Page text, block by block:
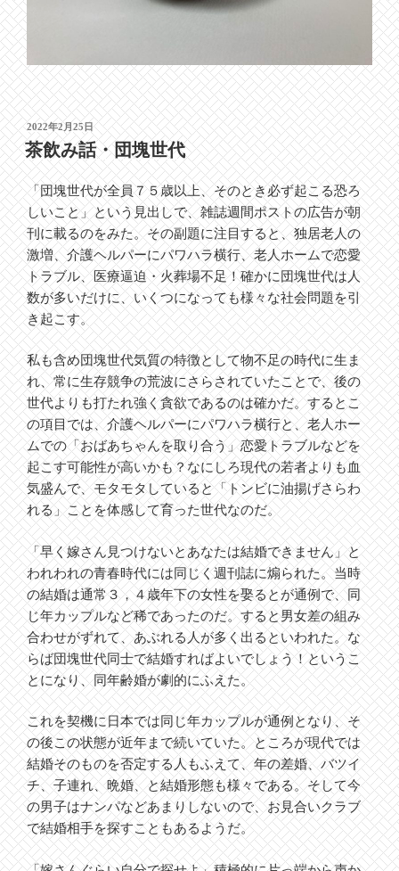
投
稿
日:
2022年2月25日
茶飲み話・団塊世代
「団塊世代が全員７５歳以上、そのとき必ず起こる恐ろ
しいこと」という見出しで、雑誌週間ポストの広告が朝
刊に載るのをみた。その副題に注目すると、独居老人の
激増、介護ヘルパーにパワハラ横行、老人ホームで恋愛
トラブル、医療逼迫・火葬場不足！確かに団塊世代は人
数が多いだけに、いくつになっても様々な社会問題を引
き起こす。
私も含め団塊世代気質の特徴として物不足の時代に生ま
れ、常に生存競争の荒波にさらされていたことで、後の
世代よりも打たれ強く貪欲であるのは確かだ。するとこ
の項目では、介護ヘルパーにパワハラ横行と、老人ホー
ムでの「おばあちゃんを取り合う」恋愛トラブルなどを
起こす可能性が高いかも？なにしろ現代の若者よりも血
気盛んで、モタモタしていると「トンビに油揚げさらわ
れる」ことを体感して育った世代なのだ。
「早く嫁さん見つけないとあなたは結婚できません」と
われわれの青春時代には同じく週刊誌に煽られた。当時
の結婚は通常３，４歳年下の女性を娶るとが通例で、同
じ年カップルなど稀であったのだ。すると男女差の組み
合わせがずれて、あぶれる人が多く出るといわれた。な
らば団塊世代同士で結婚すればよいでしょう！というこ
とになり、同年齢婚が劇的にふえた。
これを契機に日本では同じ年カップルが通例となり、そ
の後この状態が近年まで続いていた。ところが現代では
結婚そのものを否定する人もふえて、年の差婚、バツイ
チ、子連れ、晩婚、と結婚形態も様々である。そして今
の男子はナンパなどあまりしないので、お見合いクラブ
で結婚相手を探すこともあるようだ。